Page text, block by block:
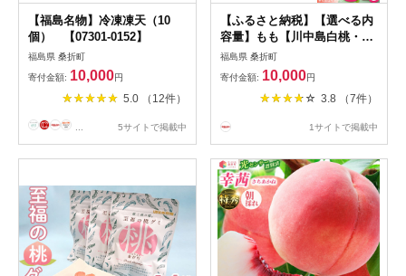
【福島名物】冷凍凍天（10
個） 【07301-0152】
福島県 桑折町
寄付金額: 10,000円
5.0 （12件）
5サイトで掲載中
【ふるさと納税】【選べる内
容量】もも【川中島白桃・
2026年産】特秀
1.2kg/1.5kg/3kg/5kg 桑折町
産 JAふくしま未来 桃 / モモ
果物 フルーツ 旬 甘い 甘み
新鮮 フレッシュ デザート 産
0098・100・0138・0227】
福島県 桑折町
寄付金額: 10,000円
3.8 （7件）
1サイトで掲載中